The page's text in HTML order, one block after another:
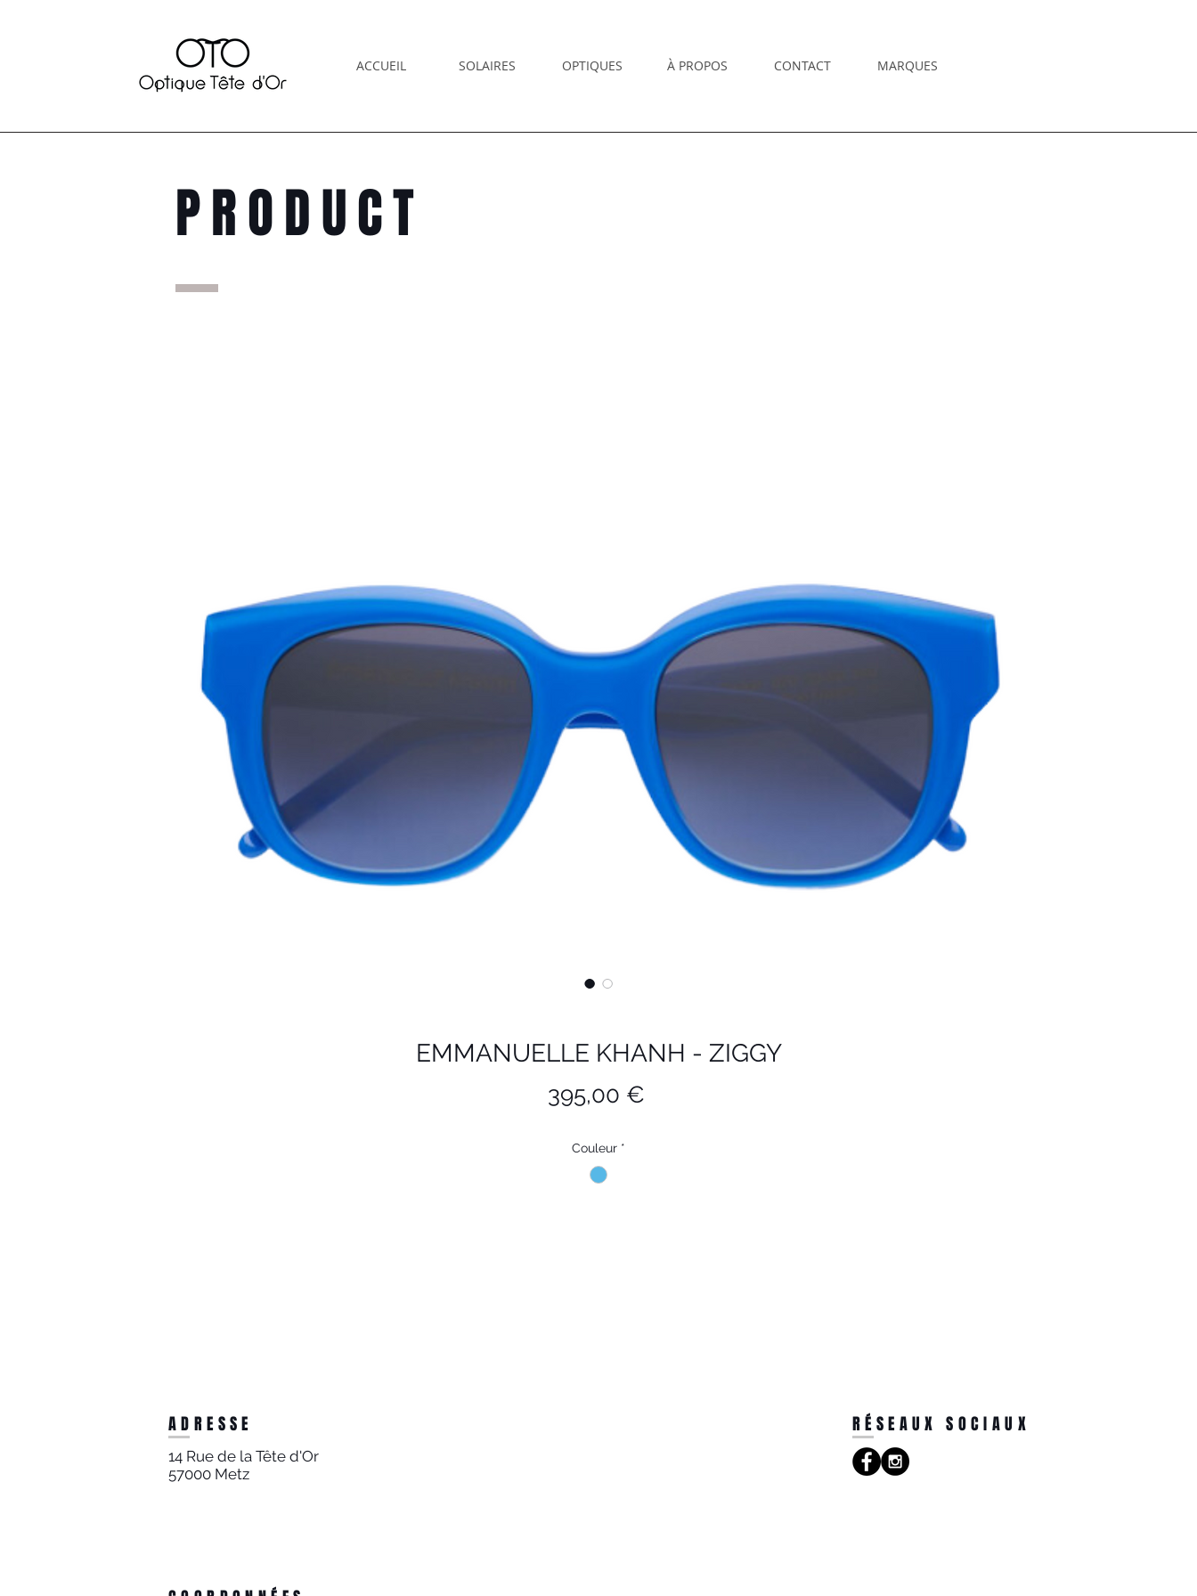
ACCUEIL SOLAIRES OPTIQUES À PROPOS CONTACT MARQUES
PRODUCT
EMMANUELLE KHANH - ZIGGY
395,00 €
Couleur *
ADRESSE
14 Rue de la Tête d'Or
57000 Metz
RÉSEAUX SOCIAUX